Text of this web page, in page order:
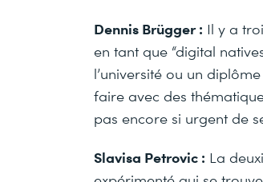
Dennis Brügger : Il y a
en tant que “digital
l’université ou un
faire avec des
pas encore si urgent de
Slavisa Petrovic : La